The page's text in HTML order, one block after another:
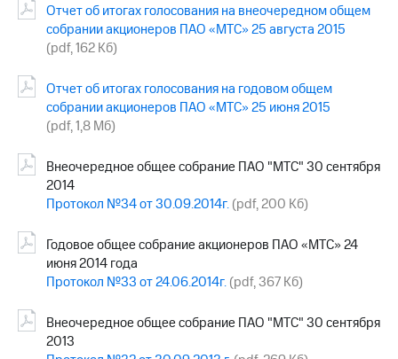
Отчет об итогах голосования на внеочередном общем
собрании акционеров ПАО «МТС» 25 августа 2015
(pdf, 162 Кб)
Отчет об итогах голосования на годовом общем
собрании акционеров ПАО «МТС» 25 июня 2015
(pdf, 1,8 Мб)
Внеочередное общее собрание ПАО "МТС" 30 сентября
2014
Протокол №34 от 30.09.2014г.(pdf, 200 Кб)
Годовое общее собрание акционеров ПАО «МТС» 24
июня 2014 года
Протокол №33 от 24.06.2014г.(pdf, 367 Кб)
Внеочередное общее собрание ПАО "МТС" 30 сентября
2013